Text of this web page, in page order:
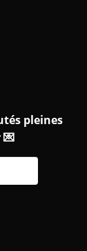
pleines
💌